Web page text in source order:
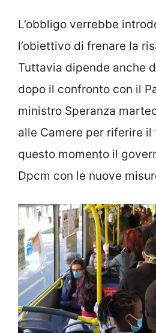
L’obbligo verrebbe
l’obiettivo di frenare la
Tuttavia dipende anche
dopo il confronto con il
ministro Speranza
alle Camere per riferire
questo momento il
Dpcm con le nuove